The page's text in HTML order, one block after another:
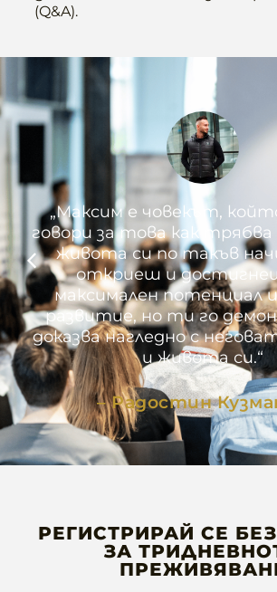
(Q&A).
„Максим е човекът,
говори за това как
живота си по такъв
откриеш и
максимален потенциал
развитие, но ти го
доказва нагледно с
и живота си.“
– Радостин
РЕГИСТРИРАЙ СЕ
ЗА